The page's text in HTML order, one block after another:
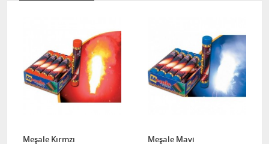
Meşale Kırmzı Meşale Mavi